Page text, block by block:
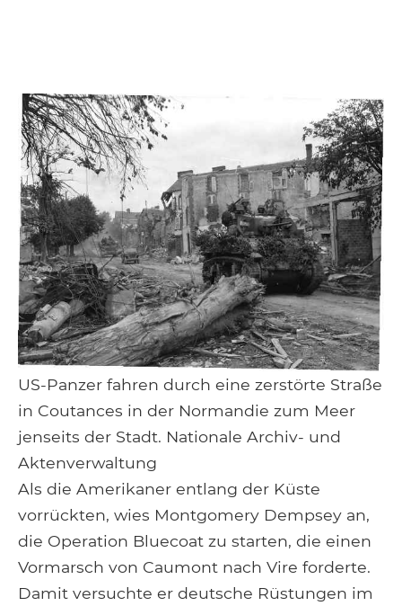
US-Panzer fahren durch eine zerstörte Straße
in Coutances in der Normandie zum Meer
jenseits der Stadt. Nationale Archiv- und
Aktenverwaltung
Als die Amerikaner entlang der Küste
vorrückten, wies Montgomery Dempsey an,
die Operation Bluecoat zu starten, die einen
Vormarsch von Caumont nach Vire forderte.
Damit versuchte er deutsche Rüstungen im